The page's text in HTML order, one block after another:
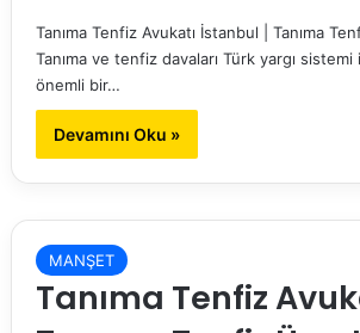
Tanıma Tenfiz Avukatı İstanbul | Tanıma
Tanıma ve tenfiz davaları Türk yargı
önemli bir…
Devamını Oku »
MANŞET
Tanıma Tenfiz